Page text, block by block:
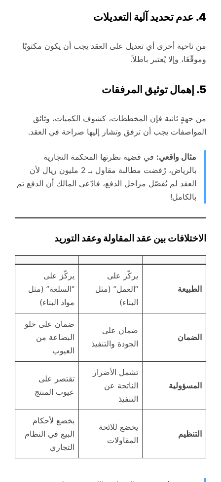
4. عدم تحديد آلية التعديلات
من ناحية أخرى أي تعديل على العقد يجب أن يكون مكتوبًا
وموقّعًا، وإلا يُعتبر باطلاً.
5. إهمال توثيق المرفقات
من جهةٍ ثانية فإن المخططات، كشوف الكميات، وثائق
المواصفات يجب أن ترفق وتشار إليها صراحة في العقد.
مثال واقعي: في قضية نظرتها المحكمة التجارية
بالرياض، رُفضت مطالبة مقاول بـ 2 مليون ريال لأن
العقد لم يُفصّل مراحل الدفع، فادّعى المالك أن الدفع تم
بالكامل!
الاختلافات بين عقد المقاولة وعقد التوريد
الطبيعة
يركّز على
“العمل” (مثل
البناء)
يركّز على
“السلعة” (مثل
مواد البناء)
الضمان
ضمان على
الجودة والتنفيذ
ضمان على خلو
البضاعة من
العيوب
المسؤولية
تشمل الأضرار
الناتجة عن
التنفيذ
تقتصر على
عيوب المنتج
التنظيم
يخضع للائحة
المقاولات
يخضع لأحكام
البيع في النظام
التجاري